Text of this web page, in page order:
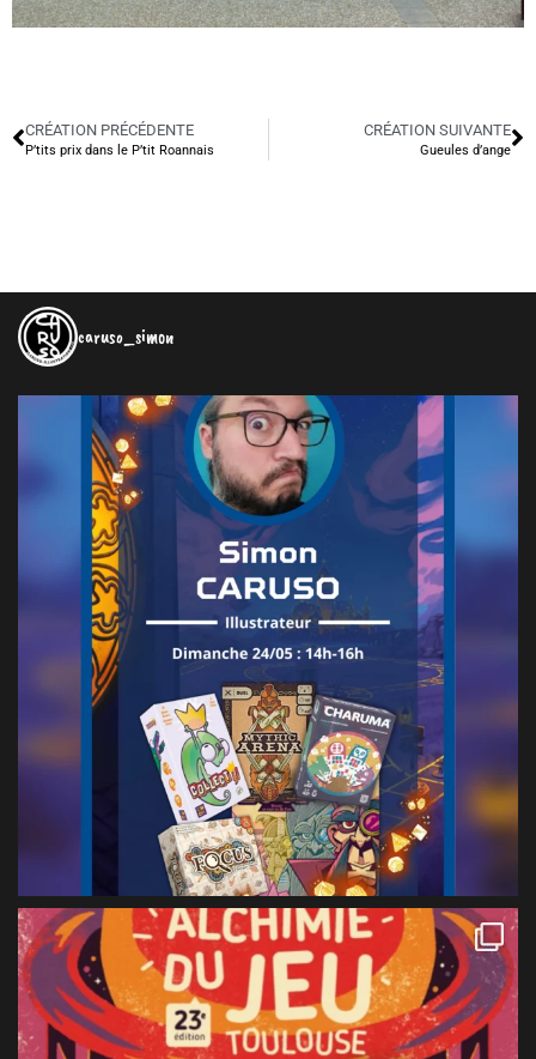
CRÉATION PRÉCÉDENTE
P’tits prix dans le P’tit Roannais
CRÉATION SUIVANTE
Gueules d’ange
caruso_simon